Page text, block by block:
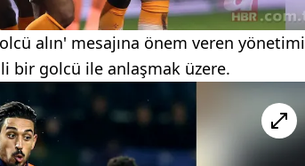
alın' mesajına önem veren yönetimi
bir golcü ile anlaşmak üzere.